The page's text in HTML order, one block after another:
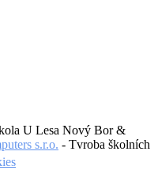
U Lesa Nový Bor &
s.r.o. - Tvroba školních